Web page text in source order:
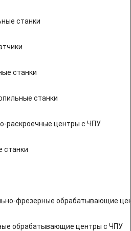
станки
станки
станки
раскроечные центры с ЧПУ
станки
фрезерные обрабатывающие
обрабатывающие центры с ЧПУ